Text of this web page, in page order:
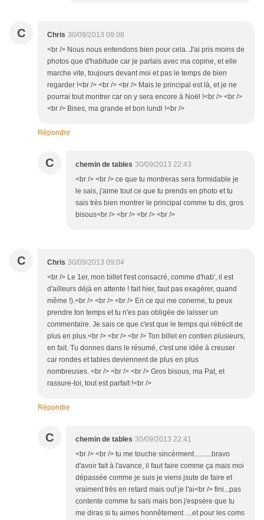
C Chris 30/09/2013 09:08
<br /> Nous nous entendons bien pour cela. J'ai pris moins de
photos que d'habitude car je parlais avec ma copine, et elle
marche vite, toujours devant moi et pas le temps de bien
regarder !<br /> <br /> <br /> Mais le principal est là, et je ne
pourrai tout montrer car on y sera encore à Noël !<br /> <br />
<br /> Bises, ma grande et bon lundi !<br />
Répondre
C chemin de tables 30/09/2013 22:43
<br /> <br /> ce que tu montreras sera formidable je
le sais, j'aime tout ce que tu prends en photo et tu
sais très bien montrer le principal comme tu dis, gros
bisous<br /> <br /> <br /> <br />
C Chris 30/09/2013 09:04
<br /> Le 1er, mon billet t'est consacré, comme d'hab', il est
d'ailleurs déjà en attente ! fait hier, faut pas exagérer, quand
même !).<br /> <br /> <br /> En ce qui me conerne, tu peux
prendre ton temps et tu n'es pas obligée de laisser un
commentaire. Je sais ce que c'est que le temps qui rétrécit de
plus en plus.<br /> <br /> <br /> Ton billet en contien plusieurs,
en fait. Tu donnes dans le résumé, c'est une idée à creuser
car rondes et tables deviennent de plus en plus
nombreuses. <br /> <br /> <br /> Gros bisous, ma Pat, et
rassure-toi, tout est parfait !<br />
Répondre
C chemin de tables 30/09/2013 22:41
<br /> <br /> tu me touche sincèrment..........bravo
d'avoir fait à l'avance, il faut faire comme ça mais moi
dépassée comme je suis je viens jsute de faire et
vraiment très en retard mais ouf je l'ai<br /> fini...pas
contente comme tu sais mais bon j'espsère que tu
me diras si tu aimes honnêtement ....et pour les coms